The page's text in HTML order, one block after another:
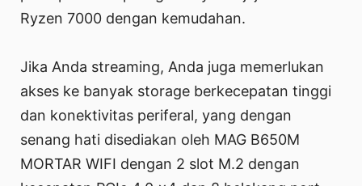
Ryzen 7000 dengan kemudahan.
Jika Anda streaming, Anda juga memerlukan
akses ke banyak storage berkecepatan tinggi
dan konektivitas periferal, yang dengan
senang hati disediakan oleh MAG B650M
MORTAR WIFI dengan 2 slot M.2 dengan